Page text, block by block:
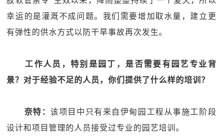
幸运的是灌溉不成问题。我们需要增加取水量，建立更
有弹性的供水方式以防干旱事故再次发生。
工作人员，特别是园丁，是否需要有园艺专业背
景？对于经验不足的人员，你们提供了什么样的培训？
奈特：该项目中只有来自伊甸园工程从事施工阶段
设计和项目管理的人员接受过专业的园艺培训。